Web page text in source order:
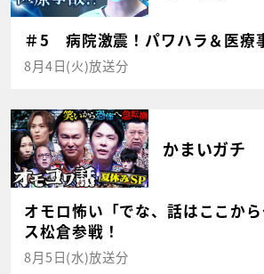
＃5 病院激震！パワハラ＆医療
8月4日(火)放送分
かまいガチ
オモロ怖い「でな、話はここか
ス松倉参戦！
8月5日(水)放送分